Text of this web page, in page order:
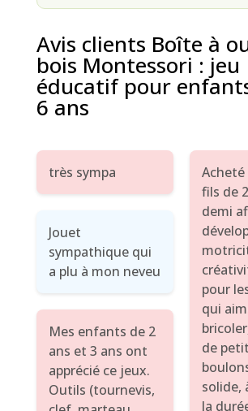
Avis clients Boîte à
bois Montessori : jeu
éducatif pour
6 ans
très sympa
Jouet
sympathique qui
a plu à mon neveu
Mes enfants de 2
ans et 3 ans ont
apprécié ce jeux.
Outils (tournevis,
fils de
demi
créativité.
pour
qui
de
solide,
la